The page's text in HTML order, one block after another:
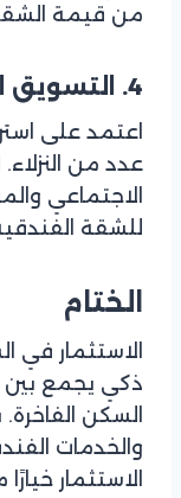
من قيمة الشقة
4. التسويق الفعال
اعتمد على
عدد من
الاجتماعي
للشقة
الختام
الاستثمار في
ذكي يجمع بين
السكن
والخدمات
الاستثمار